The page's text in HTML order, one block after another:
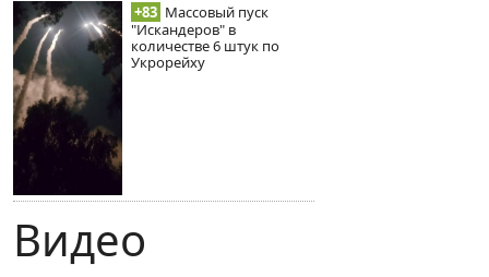
+83 Массовый пуск
"Искандеров" в
количестве 6 штук по
Укрорейху
Видео